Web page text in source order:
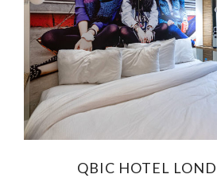
QBIC HOTEL